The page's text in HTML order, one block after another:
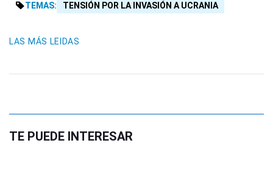
TEMAS: TENSIÓN POR LA INVASIÓN A UCRANIA
LAS MÁS LEIDAS
TE PUEDE INTERESAR